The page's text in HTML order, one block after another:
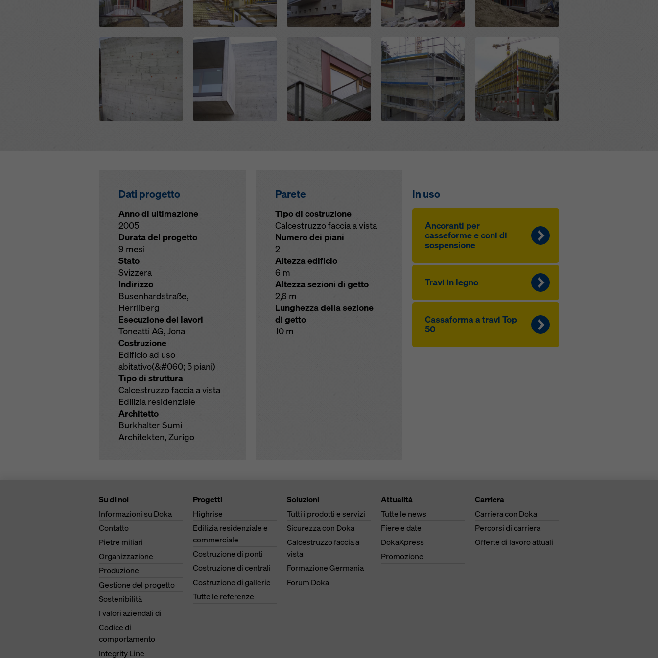
Open Open Open Open Open
Dati progetto
Anno di ultimazione
2005
Durata del progetto
9 mesi
Stato
Svizzera
Indirizzo
Busenhardstraße,
Herrliberg
Esecuzione dei lavori
Toneatti AG, Jona
Costruzione
Edificio ad uso
abitativo(&#060; 5 piani)
Tipo di struttura
Calcestruzzo faccia a vista
Edilizia residenziale
Architetto
Burkhalter Sumi
Architekten, Zurigo
Parete
Tipo di costruzione
Calcestruzzo faccia a vista
Numero dei piani
2
Altezza edificio
6 m
Altezza sezioni di getto
2,6 m
Lunghezza della sezione
di getto
10 m
In uso
Ancoranti per
casseforme e coni di
sospensione
Travi in legno
Cassaforma a travi Top
50
Su di noi
Informazioni su Doka
Contatto
Pietre miliari
Organizzazione
Produzione
Gestione del progetto
Sostenibilità
I valori aziendali di
Codice di
comportamento
Integrity Line
Progetti
Highrise
Edilizia residenziale e
commerciale
Costruzione di ponti
Costruzione di centrali
Costruzione di gallerie
Tutte le referenze
Soluzioni
Tutti i prodotti e servizi
Sicurezza con Doka
Calcestruzzo faccia a
vista
Formazione Germania
Forum Doka
Attualità
Tutte le news
Fiere e date
DokaXpress
Promozione
Carriera
Carriera con Doka
Percorsi di carriera
Offerte di lavoro attuali
sulla privacy . Vi offriamo inoltre la possibilità di selezionare i vostri cookie
(impostazioni avanzate dei cookie).